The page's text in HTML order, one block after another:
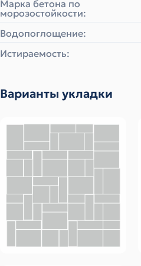
Марка бетона по
морозостойкости:
Водопоглощение:
Истираемость:
Варианты укладки